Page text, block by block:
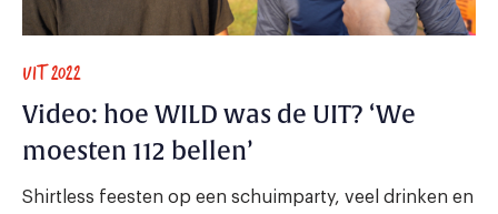
UIT 2022
Video: hoe WILD was de UIT? ‘We
moesten 112 bellen’
Shirtless feesten op een schuimparty, veel drinken en